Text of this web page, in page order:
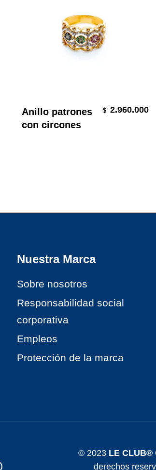
Anillo patrones
con circones
$ 2.960.000
Nuestra Marca
Sobre nosotros
Responsabilidad social
corporativa
Empleos
Protección de la marca
© 2023 LE CLUB®
derechos